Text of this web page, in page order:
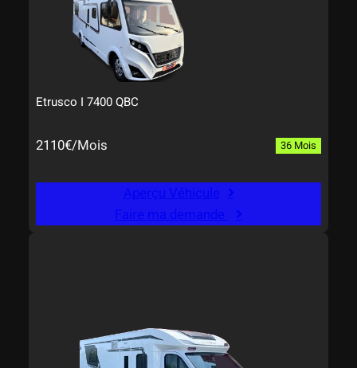
Etrusco I 7400 QBC
2110€/Mois 36 Mois
Aperçu Véhicule
Faire ma demande